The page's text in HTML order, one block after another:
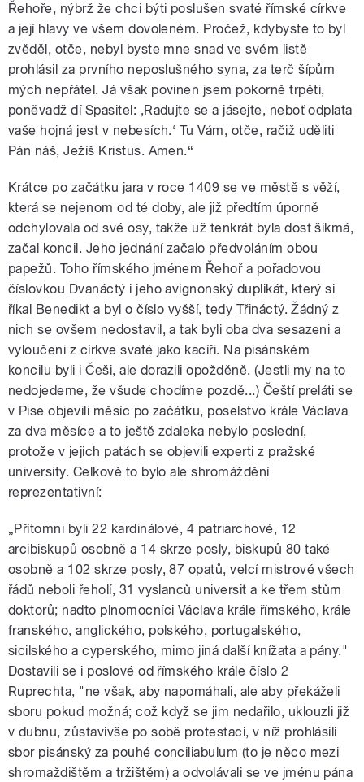
Řehoře, nýbrž že chci býti poslušen svaté římské církve
a její hlavy ve všem dovoleném. Pročež, kdybyste to byl
zvěděl, otče, nebyl byste mne snad ve svém listě
prohlásil za prvního neposlušného syna, za terč šípům
mých nepřátel. Já však povinen jsem pokorně trpěti,
poněvadž dí Spasitel: ,Radujte se a jásejte, neboť odplata
vaše hojná jest v nebesích.‘ Tu Vám, otče, račiž uděliti
Pán náš, Ježíš Kristus. Amen.“
Krátce po začátku jara v roce 1409 se ve městě s věží,
která se nejenom od té doby, ale již předtím úporně
odchylovala od své osy, takže už tenkrát byla dost šikmá,
začal koncil. Jeho jednání začalo předvoláním obou
papežů. Toho římského jménem Řehoř a pořadovou
číslovkou Dvanáctý i jeho avignonský duplikát, který si
říkal Benedikt a byl o číslo vyšší, tedy Třináctý. Žádný z
nich se ovšem nedostavil, a tak byli oba dva sesazeni a
vyloučeni z církve svaté jako kacíři. Na pisánském
koncilu byli i Češi, ale dorazili opožděně. (Jestli my na to
nedojedeme, že všude chodíme pozdě...) Čeští preláti se
v Pise objevili měsíc po začátku, poselstvo krále Václava
za dva měsíce a to ještě zdaleka nebylo poslední,
protože v jejich patách se objevili experti z pražské
university. Celkově to bylo ale shromáždění
reprezentativní:
„Přítomni byli 22 kardinálové, 4 patriarchové, 12
arcibiskupů osobně a 14 skrze posly, biskupů 80 také
osobně a 102 skrze posly, 87 opatů, velcí mistrové všech
řádů neboli řeholí, 31 vyslanců universit a ke třem stům
doktorů; nadto plnomocníci Václava krále římského, krále
franského, anglického, polského, portugalského,
sicilského a cyperského, mimo jiná další knížata a pány."
Dostavili se i poslové od římského krále číslo 2
Ruprechta, "ne však, aby napomáhali, ale aby překáželi
sboru pokud možná; což když se jim nedařilo, uklouzli již
v dubnu, zůstavivše po sobě protestaci, v níž prohlásili
sbor pisánský za pouhé conciliabulum (to je něco mezi
shromaždištěm a tržištěm) a odvolávali se ve jménu pána